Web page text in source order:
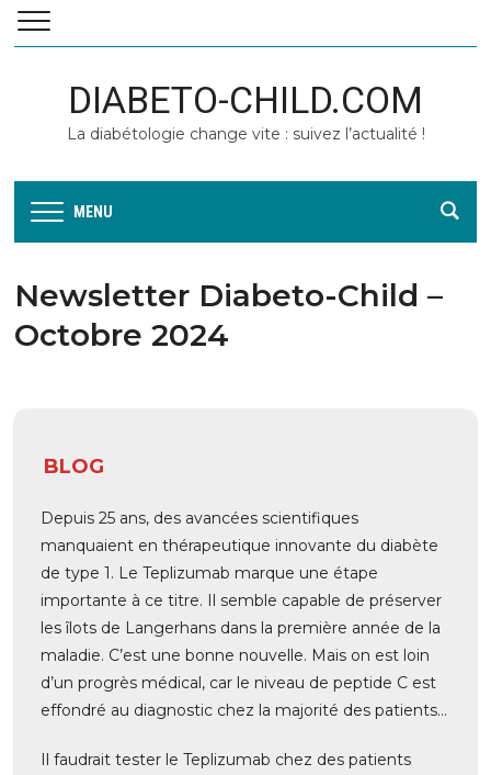
DIABETO-CHILD.COM
La diabétologie change vite : suivez l’actualité !
MENU
Newsletter Diabeto-Child –
Octobre 2024
BLOG
Depuis 25 ans, des avancées scientifiques
manquaient en thérapeutique innovante du diabète
de type 1. Le Teplizumab marque une étape
importante à ce titre. Il semble capable de préserver
les îlots de Langerhans dans la première année de la
maladie. C’est une bonne nouvelle. Mais on est loin
d’un progrès médical, car le niveau de peptide C est
effondré au diagnostic chez la majorité des patients…
Il faudrait tester le Teplizumab chez des patients